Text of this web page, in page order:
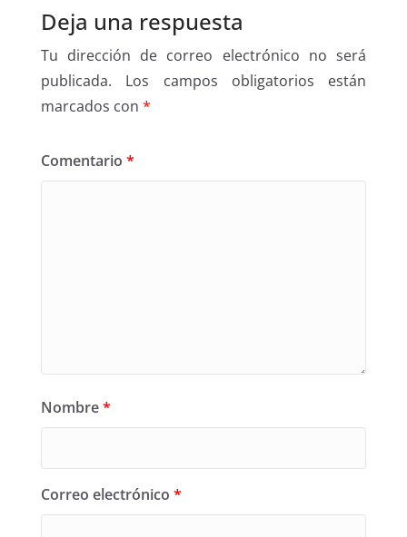
Deja una respuesta
Tu dirección de correo electrónico no será
publicada.
Los campos obligatorios están
marcados con *
Comentario *
Nombre*
Correo electrónico *